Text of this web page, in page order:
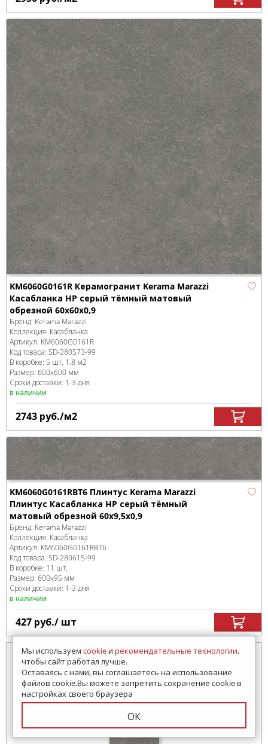
KM6060G0161R Керамогранит Kerama Marazzi
Касабланка HP серый тёмный матовый
обрезной 60x60x0,9
Бренд: Kerama Marazzi
Коллекция: Касабланка
Артикул: KM6060G0161R
Код товара: SD-280573-99
В коробке: 5 шт, 1.8 м2
Размер: 600x600 мм
Сроки доставки: 1-3 дня
в наличии
2743 руб./м2
KM6060G0161RBT6 Плинтус Kerama Marazzi
Плинтус Касабланка HP серый тёмный
матовый обрезной 60x9,5x0,9
Бренд: Kerama Marazzi
Коллекция: Касабланка
Артикул: KM6060G0161RBT6
Код товара: SD-280615-99
В коробке: 11 шт,
Размер: 600x95 мм
Сроки доставки: 1-3 дня
в наличии
427 руб./ шт
Мы используем cookieи рекомендательные технологии,
чтобы сайт работал лучше.
Оставаясь с нами, вы соглашаетесь на использование
файлов cookie.Вы можете запретить сохранение cookie в
настройках своего браузера
ОК